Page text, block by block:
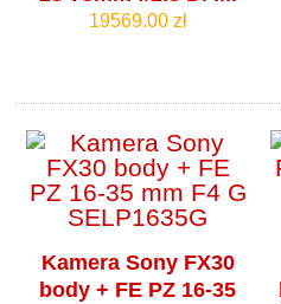
19569.00 zł
Kamera Sony FX30
body + FE PZ 16-35